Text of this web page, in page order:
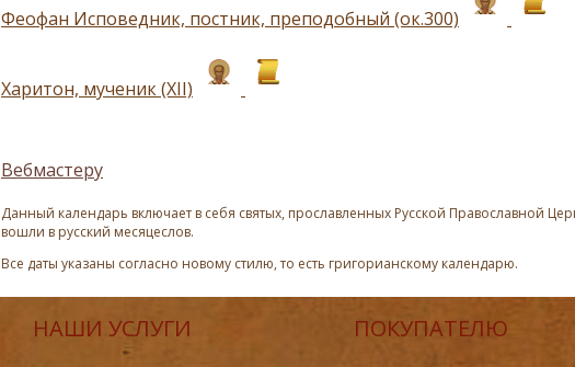
Феофан Исповедник, постник, преподобный (ок.300)
Харитон, мученик (ХII)
Вебмастеру
Данный календарь включает в себя святых, прославленных Русской Православной
вошли в русский месяцеслов.
Все даты указаны согласно новому стилю, то есть григорианскому календарю.
НАШИ УСЛУГИ ПОКУПАТЕЛЮ